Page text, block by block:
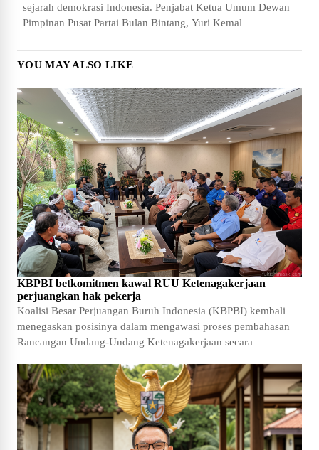
sejarah demokrasi Indonesia. Penjabat Ketua Umum Dewan
Pimpinan Pusat Partai Bulan Bintang, Yuri Kemal
YOU MAY ALSO LIKE
KBPBI betkomitmen kawal RUU Ketenagakerjaan
perjuangkan hak pekerja
Koalisi Besar Perjuangan Buruh Indonesia (KBPBI) kembali
menegaskan posisinya dalam mengawasi proses pembahasan
Rancangan Undang-Undang Ketenagakerjaan secara